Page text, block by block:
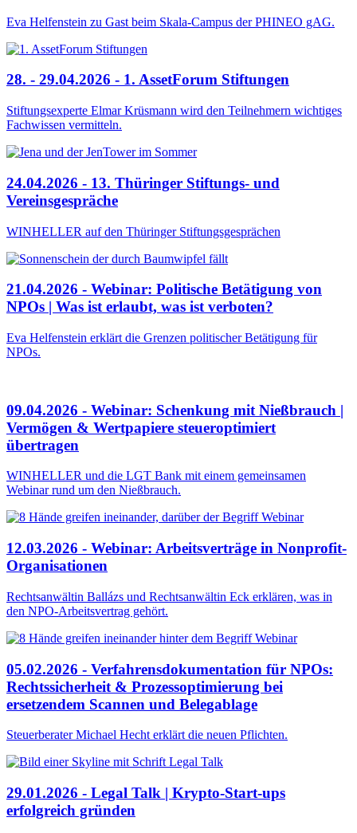
Eva Helfenstein zu Gast beim Skala-Campus der PHINEO gAG.
28. - 29.04.2026 - 1. AssetForum Stiftungen
Stiftungsexperte Elmar Krüsmann wird den Teilnehmern wichtiges
Fachwissen vermitteln.
24.04.2026 - 13. Thüringer Stiftungs- und
Vereinsgespräche
WINHELLER auf den Thüringer Stiftungsgesprächen
21.04.2026 - Webinar: Politische Betätigung von
NPOs | Was ist erlaubt, was ist verboten?
Eva Helfenstein erklärt die Grenzen politischer Betätigung für
NPOs.
09.04.2026 - Webinar: Schenkung mit Nießbrauch |
Vermögen & Wertpapiere steueroptimiert
übertragen
WINHELLER und die LGT Bank mit einem gemeinsamen
Webinar rund um den Nießbrauch.
12.03.2026 - Webinar: Arbeitsverträge in Nonprofit-
Organisationen
Rechtsanwältin Ballázs und Rechtsanwältin Eck erklären, was in
den NPO-Arbeitsvertrag gehört.
05.02.2026 - Verfahrensdokumentation für NPOs:
Rechtssicherheit & Prozessoptimierung bei
ersetzendem Scannen und Belegablage
Steuerberater Michael Hecht erklärt die neuen Pflichten.
29.01.2026 - Legal Talk | Krypto-Start-ups
erfolgreich gründen